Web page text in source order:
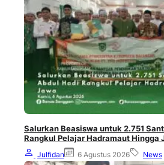
Salurkan Beasiswa untuk 2.751
Rangkul Pelajar Hadramaut Hingga
Julfidan 6 Agustus 2026 News